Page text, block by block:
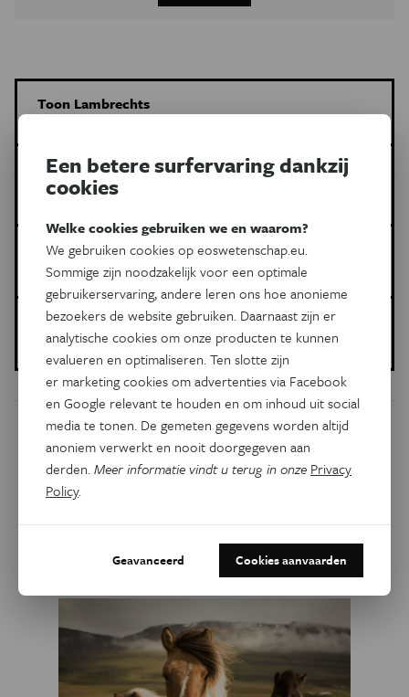
Toon Lambrechts
Meer over de volgende onderwerpen:
Geschiedenis
Dit is een artikel van:
Eos Wetenschap
Gepubliceerd op:
01 juli 2024
Dit artikel delen op:
Facebook Twitter Linkedin
Gerelateerde artikels
Een betere surfervaring dankzij
cookies
Welke cookies gebruiken we en waarom?
We gebruiken cookies op eoswetenschap.eu.
Sommige zijn noodzakelijk voor een optimale
gebruikerservaring, andere leren ons hoe anonieme
bezoekers de website gebruiken. Daarnaast zijn er
analytische cookies om onze producten te kunnen
evalueren en optimaliseren. Ten slotte zijn
er marketing cookies om advertenties via Facebook
en Google relevant te houden en om inhoud uit social
media te tonen. De gemeten gegevens worden altijd
anoniem verwerkt en nooit doorgegeven aan
derden.Meer informatie vindt u terug in onze Privacy
Policy.
Geavanceerd Cookies aanvaarden